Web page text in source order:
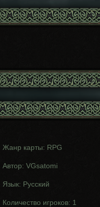
Жанр карты: RPG
Автор: VGsatomi
Язык: Русский
Количество игроков: 1